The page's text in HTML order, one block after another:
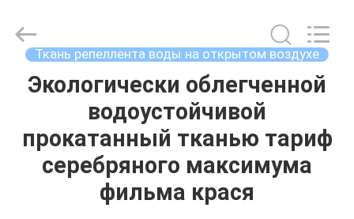
ДОМ
ПРОДУКТЫ
Jingang
Textile
Co.,Ltd.
Reserved.
Ткань репеллента воды на открытом воздухе
Экологически облегченной
водоустойчивой
прокатанный тканью тариф
серебряного максимума
фильма крася